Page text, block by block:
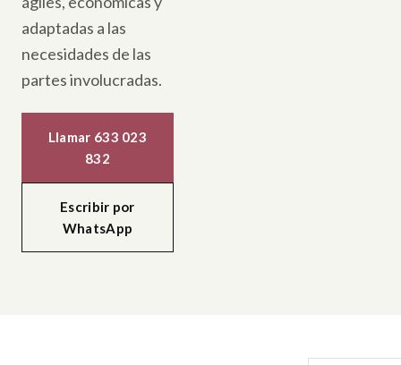
adaptadas a las
necesidades de las
partes involucradas.
Llamar 633 023
832
Escribir por
WhatsApp